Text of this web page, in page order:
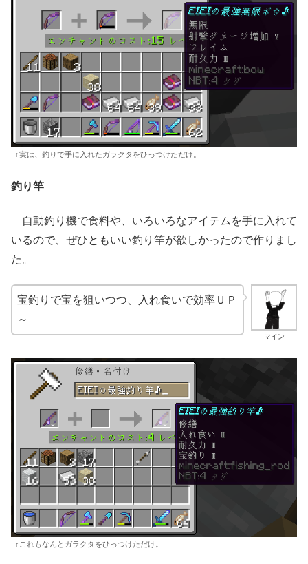
↑実は、釣りで手に入れたガラクタをひっつけただけ。
釣り竿
自動釣り機で食料や、いろいろなアイテムを手に入れて
いるので、ぜひともいい釣り竿が欲しかったので作りまし
た。
マイン
宝釣りで宝を狙いつつ、入れ食いで効率ＵＰ
～
↑これもなんとガラクタをひっつけただけ。